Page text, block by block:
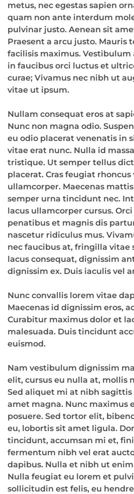
metus, nec egestas sapien
quam non ante interdum
pulvinar justo. Aenean sit
Praesent a arcu justo. Mauris
facilisis maximus.
in faucibus orci luctus et
curae; Vivamus nec nibh ut
vitae ut ipsum.
Nullam consequat eros at
Nunc non magna odio.
eu odio placerat venenatis in
vitae erat nunc. Nulla id
tristique. Ut semper tellus
placerat. Cras feugiat rhoncus
ullamcorper. Maecenas
semper urna tincidunt nec.
lacus ullamcorper cursus.
penatibus et magnis dis
nascetur ridiculus mus.
nec faucibus at, fringilla vitae
lacus consequat, dignissim
dignissim ex. Duis iaculis vel
Nunc convallis lorem vitae
Maecenas id dignissim eros,
Curabitur maximus dolor et
malesuada. Duis tincidunt
euismod.
Nam vestibulum dignissim
elit, cursus eu nulla at, mollis
Sed aliquet mi at nibh
amet magna. Nunc maximus
posuere. Sed tortor elit,
eu, lobortis sit amet ligula.
tincidunt, accumsan mi et,
fermentum nibh vel erat
dapibus. Nulla et nibh ut
Nulla feugiat eu lorem et
sollicitudin est felis, eu